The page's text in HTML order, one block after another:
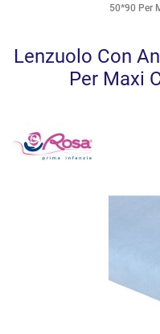
50*90 Per
Lenzuolo Con
Per Maxi